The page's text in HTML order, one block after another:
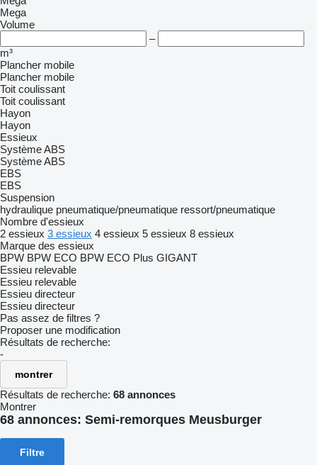
Mega
Volume
–
m³
Plancher mobile
Plancher mobile
Toit coulissant
Toit coulissant
Hayon
Hayon
Essieux
Système ABS
Système ABS
EBS
EBS
Suspension
hydraulique pneumatique/pneumatique ressort/pneumatique
Nombre d'essieux
2 essieux 3 essieux 4 essieux 5 essieux 8 essieux
Marque des essieux
BPW BPW ECO BPW ECO Plus GIGANT
Essieu relevable
Essieu relevable
Essieu directeur
Essieu directeur
Pas assez de filtres ?
Proposer une modification
Résultats de recherche:
-
montrer
Résultats de recherche: 68 annonces
Montrer
68 annonces: Semi-remorques Meusburger
Filtre